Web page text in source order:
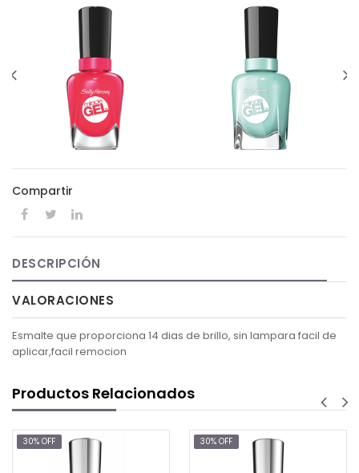
Compartir
DESCRIPCIÓN
VALORACIONES
Esmalte que proporciona 14 dias de brillo, sin lampara facil de
aplicar,facil remocion
Productos Relacionados